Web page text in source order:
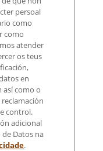
persoal
como
como
atender
os teus
en
como o
control.
adicional
Datos na
.